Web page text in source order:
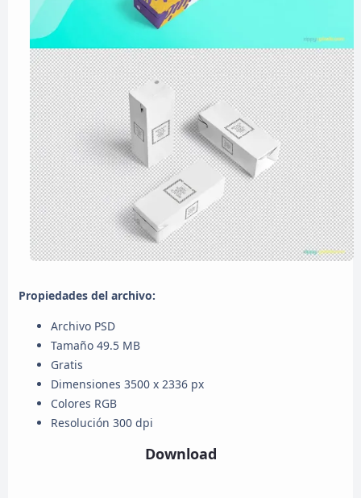
Propiedades del archivo:
Archivo PSD
Tamaño 49.5 MB
Gratis
Dimensiones 3500 x 2336 px
Colores RGB
Resolución 300 dpi
Download